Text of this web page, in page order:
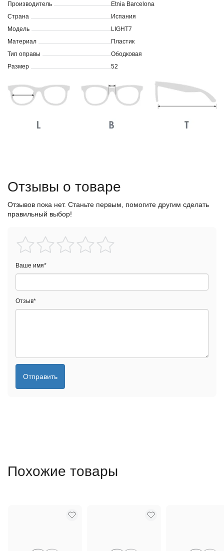
Производитель
Etnia Barcelona
Страна
Испания
Модель
LIGHT7
Материал
Пластик
Тип оправы
Ободковая
Размер
52
Отзывы о товаре
Отзывов пока нет. Станьте первым, помогите другим сделать
правильный выбор!
Ваше имя*
Отзыв*
Отправить
Похожие товары